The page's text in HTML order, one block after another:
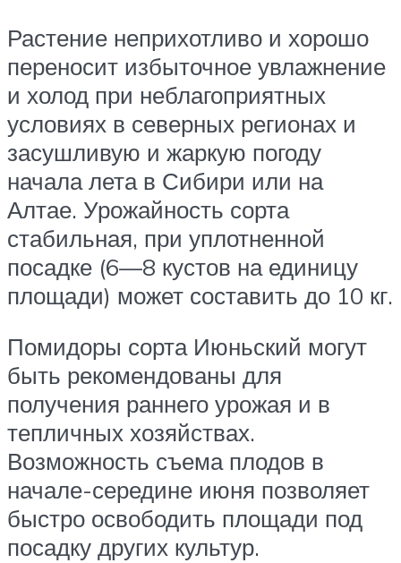
Растение неприхотливо и хорошо
переносит избыточное увлажнение
и холод при неблагоприятных
условиях в северных регионах и
засушливую и жаркую погоду
начала лета в Сибири или на
Алтае. Урожайность сорта
стабильная, при уплотненной
посадке (6—8 кустов на единицу
площади) может составить до 10 кг.
Помидоры сорта Июньский могут
быть рекомендованы для
получения раннего урожая и в
тепличных хозяйствах.
Возможность съема плодов в
начале-середине июня позволяет
быстро освободить площади под
посадку других культур.